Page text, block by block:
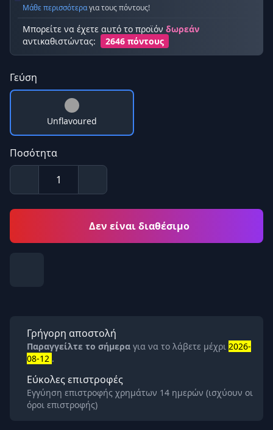
Μάθε περισσότεραγια τους πόντους!
Μπορείτε να έχετε αυτό το προϊόν δωρεάν
αντικαθιστώντας:
2646 πόντους
Γεύση
Unflavoured
Ποσότητα
Δεν είναι διαθέσιμο
Γρήγορη αποστολή
Παραγγείλτε το σήμερα για να το λάβετε μέχρι 2026-
08-12 .
Εύκολες επιστροφές
Εγγύηση επιστροφής χρημάτων 14 ημερών (ισχύουν οι
όροι επιστροφής)